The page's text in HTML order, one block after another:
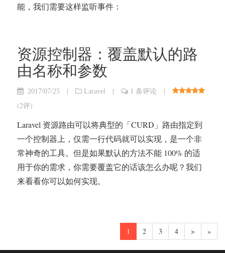
能，我们需要这样监听事件：
资源控制器：覆盖默认的路
由名称和参数
2017/07/25 | Laravel | 1 条评论
|
(2评)
Laravel 资源路由可以将典型的「CURD」路由指定到
一个控制器上，仅需一行代码就可以实现，是一个非
常神奇的工具。但是如果默认的方法不能 100% 的适
用于你的需求，你需要覆盖它的话该怎么办呢？我们
来看看你可以如何实现。
1 2 3 4 > »